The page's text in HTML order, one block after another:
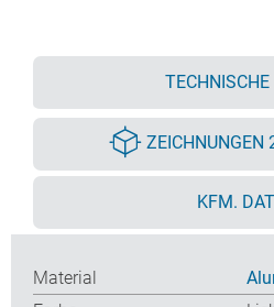
TECHNISCHE
ZEICHNUNGEN
KFM.
Material